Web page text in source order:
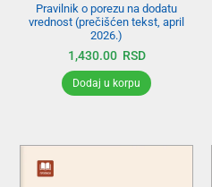
Pravilnik o porezu na dodatu
vrednost (prečišćen tekst, april
2026.)
1,430.00 RSD
Dodaj u korpu